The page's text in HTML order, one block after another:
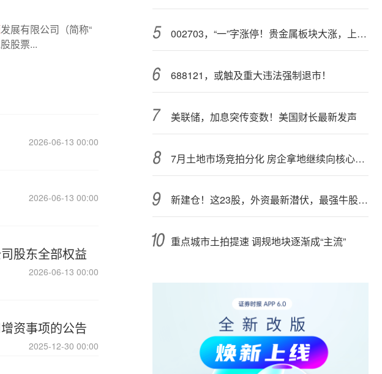
发展有限公司（简称“
股票...
2026-06-13 00:00
2026-06-13 00:00
股东全部权益
2026-06-13 00:00
资事项的公告
2025-12-30 00:00
002703，“一”字涨停！贵金属板块大涨，上市公司盈利集体高增（附股）
688121，或触及重大违法强制退市！
美联储，加息突传变数！美国财长最新发声
7月土地市场竞拍分化 房企拿地继续向核心城市聚集
新建仓！这23股，外资最新潜伏，最强牛股在列
重点城市土拍提速 调规地块逐渐成“主流”